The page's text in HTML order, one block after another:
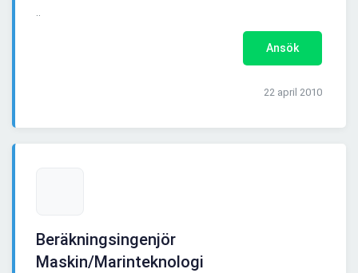
..
Ansök
22 april 2010
Beräkningsingenjör
Maskin/Marinteknologi